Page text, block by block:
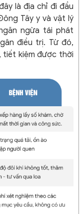
là địa chỉ đi đầu
Tây y và vật lý
ngừa tái phát
điều trị. Từ đó,
tiết kiệm được thời